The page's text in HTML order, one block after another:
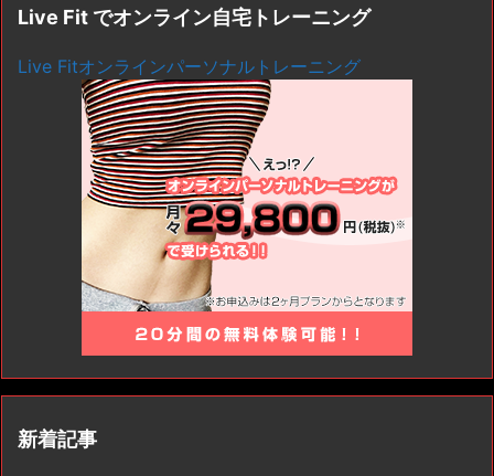
Live Fit でオンライン自宅トレーニング
Live Fitオンラインパーソナルトレーニング
新着記事